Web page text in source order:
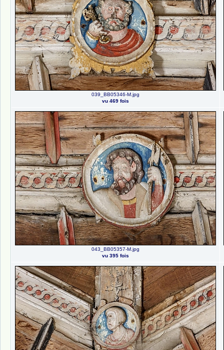
039_BB05346-M.jpg
vu 469 fois
043_BB05357-M.jpg
vu 395 fois